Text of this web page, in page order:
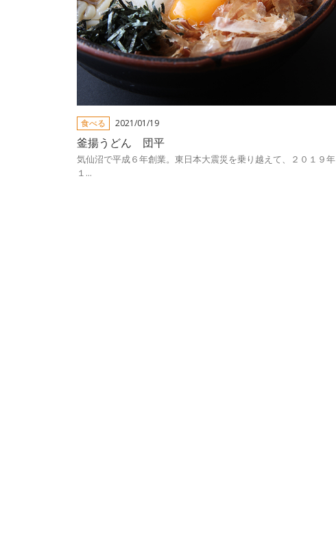
食べる 2021/01/19
釜揚うどん 団平
気仙沼で平成６年創業。東日本大震災を乗り越えて、２０１９年
１...